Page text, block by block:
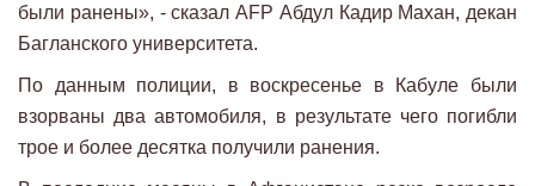
были ранены», - сказал AFP Абдул Кадир Махан, декан
Багланского университета.
По данным полиции, в воскресенье в Кабуле были
взорваны два автомобиля, в результате чего погибли
трое и более десятка получили ранения.